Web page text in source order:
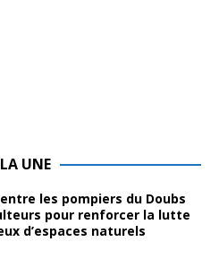
UNE
les pompiers du Doubs
pour renforcer la lutte
d’espaces naturels